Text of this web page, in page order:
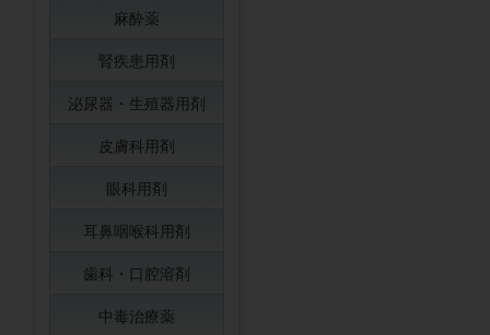
麻酔薬
腎疾患用剤
泌尿器・生殖器用剤
皮膚科用剤
眼科用剤
耳鼻咽喉科用剤
歯科・口腔溶剤
中毒治療薬